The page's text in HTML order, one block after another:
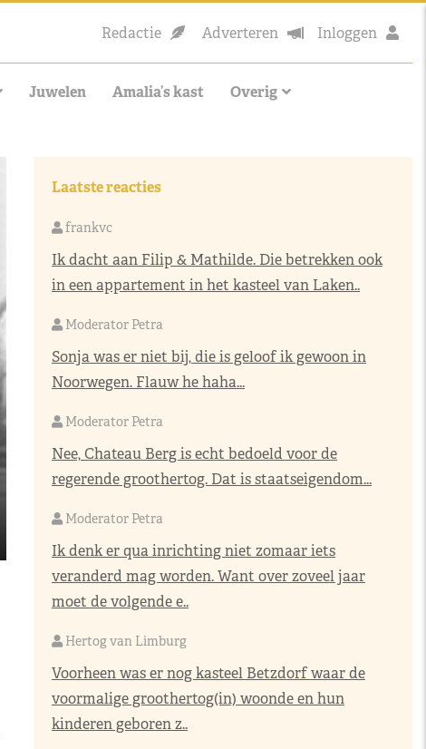
Redactie Adverteren Inloggen
Juwelen Amalia’s kast Overig
Laatste reacties
frankvc
Ik dacht aan Filip & Mathilde. Die betrekken ook
in een appartement in het kasteel van Laken..
Moderator Petra
Sonja was er niet bij, die is geloof ik gewoon in
Noorwegen. Flauw he haha...
Moderator Petra
Nee, Chateau Berg is echt bedoeld voor de
regerende groothertog. Dat is staatseigendom...
Moderator Petra
Ik denk er qua inrichting niet zomaar iets
veranderd mag worden. Want over zoveel jaar
moet de volgende e..
Hertog van Limburg
Voorheen was er nog kasteel Betzdorf waar de
voormalige groothertog(in) woonde en hun
kinderen geboren z..